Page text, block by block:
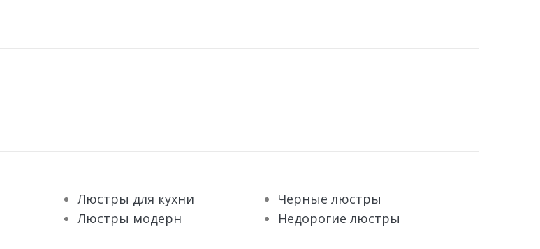
Люстры для кухни
Черные люстры
Люстры модерн Недорогие люстры